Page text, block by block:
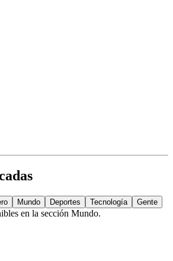
Mundo Deportes Tecnología Gente
en la sección Mundo.